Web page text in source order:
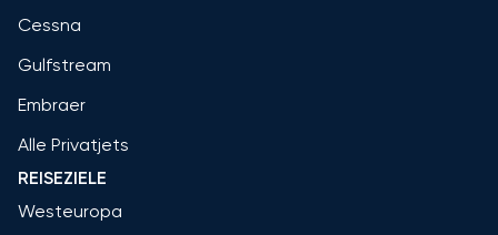
Cessna
Gulfstream
Embraer
Alle Privatjets
REISEZIELE
Westeuropa